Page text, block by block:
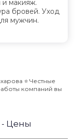
макияж.
бровей. Уход
мужчин.
⭐️ Честные
компаний вы
- Цены